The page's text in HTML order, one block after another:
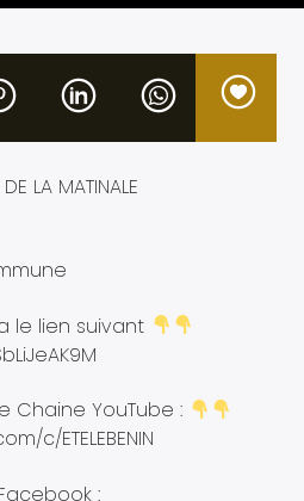
LA MATINALE
le lien suivant
Chaine YouTube :
c/ETELEBENIN
: